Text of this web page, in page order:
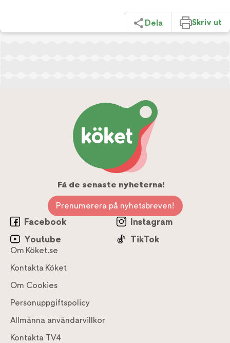
Dela Skriv ut
Få de senaste nyheterna!
Prenumerera på nyhetsbreven!
Facebook
Instagram
Youtube
TikTok
Om Köket.se
Kontakta Köket
Om Cookies
Personuppgiftspolicy
Allmänna användarvillkor
Kontakta TV4